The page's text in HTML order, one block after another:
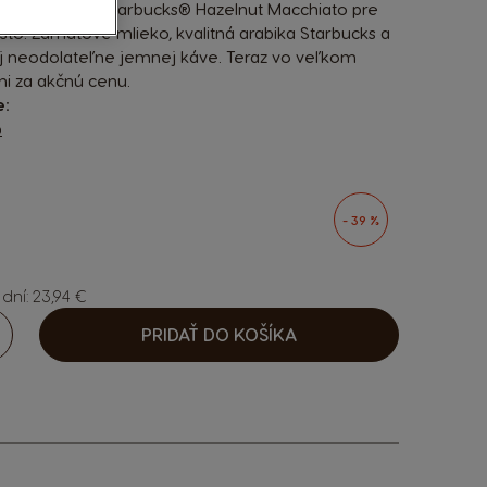
chuť nášho Starbucks® Hazelnut Macchiato pre
Zamatové mlieko, kvalitná arabika Starbucks a
neodolateľne jemnej káve. Teraz vo veľkom
za akčnú cenu.
options
- 39 %
23,94 €
PRIDAŤ DO KOŠÍKA